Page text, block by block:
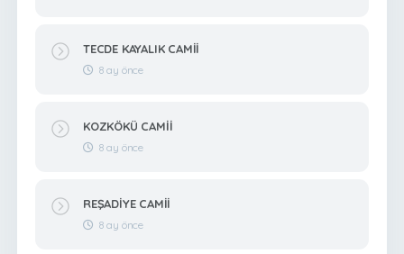
TECDE KAYALIK CAMİİ
8 ay önce
KOZKÖKÜ CAMİİ
8 ay önce
REŞADİYE CAMİİ
8 ay önce